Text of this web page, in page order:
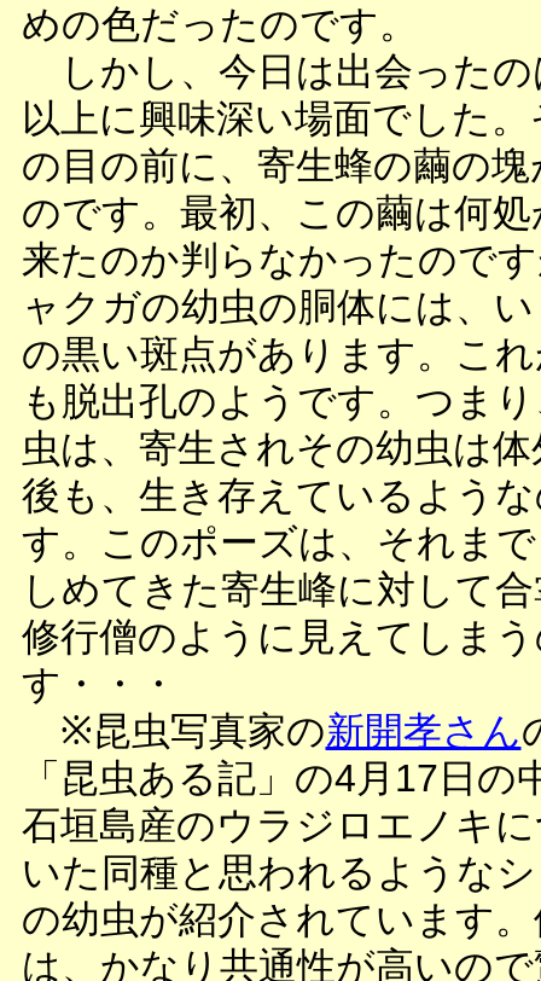
めの色だったのです。
しかし、今日は出会ったの
以上に興味深い場面でした
の目の前に、寄生蜂の繭の
のです。最初、この繭は何
来たのか判らなかったので
ャクガの幼虫の胴体には、
の黒い斑点があります。こ
も脱出孔のようです。つま
虫は、寄生されその幼虫は
後も、生き存えているよう
す。このポーズは、それま
しめてきた寄生峰に対して
修行僧のように見えてしま
す・・・
※昆虫写真家の新開孝さん
「昆虫ある記」の4月17日の
石垣島産のウラジロエノキ
いた同種と思われるような
の幼虫が紹介されています
は、かなり共通性が高いの